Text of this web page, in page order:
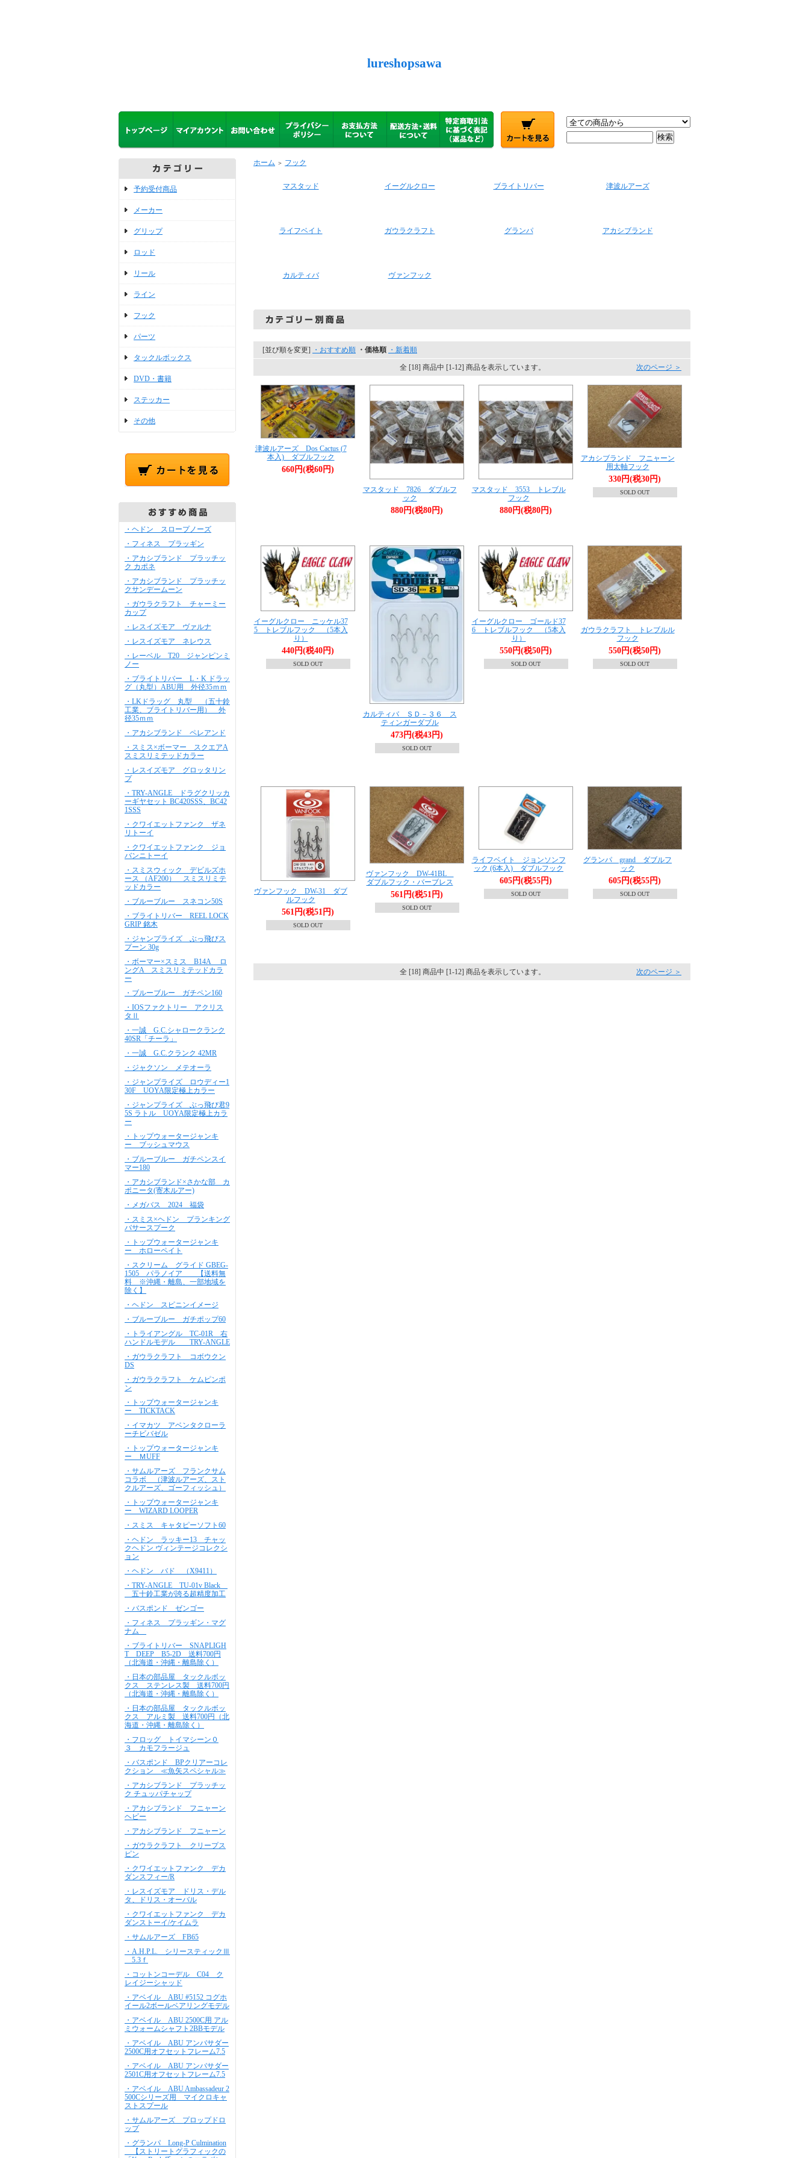
lureshopsawa
予約受付商品
メーカー
グリップ
ロッド
リール
ライン
フック
パーツ
タックルボックス
DVD・書籍
ステッカー
その他
・ヘドン スロープノーズ
・フィネス プラッギン
・アカシブランド プラッチッ
ク カポネ
・アカシブランド プラッチッ
クサンデームーン
・ガウラクラフト チャーミー
カップ
・レスイズモア ヴァルナ
・レスイズモア ネレウス
・レーベル T20 ジャンピンミ
ノー
・ブライトリバー L・K ドラッ
グ（丸型）ABU用 外径35ｍｍ
・LKドラッグ 丸型 （五十鈴
工業、ブライトリバー用） 外
径35ｍｍ
・アカシブランド ペレアンド
・スミス×ボーマー スクエアA
スミスリミテッドカラー
・レスイズモア グロッタリン
プ
・TRY-ANGLE ドラグクリッカ
ーギヤセット BC420SSS、BC42
1SSS
・クワイエットファンク ザネ
リトーイ
・クワイエットファンク ジョ
バンニトーイ
・スミスウィック デビルズホ
ース （AF200） スミスリミテ
ッドカラー
・ブルーブルー スネコン50S
・ブライトリバー REEL LOCK
GRIP 銘木
・ジャンプライズ ぶっ飛びス
プーン 30g
・ボーマー×スミス B14A ロ
ングA スミスリミテッドカラ
ー
・ブルーブルー ガチペン160
・IOSファクトリー アクリス
タⅡ
・一誠 G.C.シャロークランク
40SR「チーラ」
・一誠 G.C.クランク 42MR
・ジャクソン メテオーラ
・ジャンプライズ ロウディー1
30F UOYA限定極上カラー
・ジャンプライズ ぶっ飛び君9
5S ラトル UOYA限定極上カラ
ー
・トップウォータージャンキ
ー ブッシュマウス
・ブルーブルー ガチペンスイ
マー180
・アカシブランド×さかな部 カ
ポニータ(寄木ルアー)
・メガバス 2024 福袋
・スミス×ヘドン プランキング
バサースプーク
・トップウォータージャンキ
ー ホローペイト
・スクリーム グライド GBEG-
1505 パラノイア 【送料無
料 ※沖縄・離島、一部地域を
除く】
・ヘドン スピニンイメージ
・ブルーブルー ガチポップ60
・トライアングル TC-01R 右
ハンドルモデル TRY-ANGLE
・ガウラクラフト コボウクン
DS
・ガウラクラフト ケムピンポ
ン
・トップウォータージャンキ
ー TICKTACK
・イマカツ アベンタクローラ
ーチビバゼル
・トップウォータージャンキ
ー ＭUFF
・サムルアーズ フランクサム
コラボ （津波ルアーズ、スト
クルアーズ、ゴーフィッシュ）
・トップウォータージャンキ
ー WIZARD LOOPER
・スミス キャタピーソフト60
・ヘドン ラッキー13 チャッ
クヘドン ヴィンテージコレクシ
ョン
・ヘドン バド （X9411）
・TRY-ANGLE TU-01v Black
五十鈴工業が誇る超精度加工
・バスポンド ゼンゴー
・フィネス プラッギン・マグ
ナム
・ブライトリバー SNAPLIGH
T DEEP B5-2D 送料700円
（北海道・沖縄・離島除く）
・日本の部品屋 タックルボッ
クス ステンレス製 送料700円
（北海道・沖縄・離島除く）
・日本の部品屋 タックルボッ
クス アルミ製 送料700円（北
海道・沖縄・離島除く）
・フロッグ トイマシーン０
３ カモフラージュ
・バスポンド BPクリアーコレ
クション ≪魚矢スペシャル≫
・アカシブランド プラッチッ
ク チュッパチャップ
・アカシブランド フニャーン
ヘビー
・アカシブランド フニャーン
・ガウラクラフト クリープス
ピン
・クワイエットファンク デカ
ダンスフィー/R
・レスイズモア ドリス・デル
タ、ドリス・オーバル
・クワイエットファンク デカ
ダンストーイ/ケイムラ
・サムルアーズ FB65
・A.H.P.L. シリースティックⅢ
5.3ｆ
・コットンコーデル C04 ク
レイジーシャッド
・アベイル ABU #5152 コグホ
イール2ボールベアリングモデル
・アベイル ABU 2500C用 アル
ミウォームシャフト2BBモデル
・アベイル ABU アンバサダー
2500C用オフセットフレーム7.5
・アベイル ABU アンバサダー
2501C用オフセットフレーム7.5
・アベイル ABU Ambassadeur 2
500Cシリーズ用 マイクロキャ
ストスプール
・サムルアーズ プロップドロ
ップ
・グランパ Long-P Culmination
【ストリートグラフィックの
ホーム ＞ フック
マスタッド イーグルクロー ブライトリバー 津波ルアーズ
ライフベイト ガウラクラフト グランパ アカシブランド
カルティバ ヴァンフック
[並び順を変更] ・おすすめ順 ・価格順 ・新着順
全 [18] 商品中 [1-12] 商品を表示しています。 次のページ ＞
津波ルアーズ Dos Cactus (7
本入) ダブルフック
660円(税60円)
マスタッド 7826 ダブルフ
ック
880円(税80円)
マスタッド 3553 トレブル
フック
880円(税80円)
アカシブランド フニャーン
用太軸フック
330円(税30円)
SOLD OUT
イーグルクロー ニッケル37
5 トレブルフック （5本入
り）
440円(税40円)
SOLD OUT
カルティバ ＳＤ－３６ ス
ティンガーダブル
473円(税43円)
SOLD OUT
イーグルクロー ゴールド37
6 トレブルフック （5本入
り）
550円(税50円)
SOLD OUT
ガウラクラフト トレブルル
フック
550円(税50円)
SOLD OUT
ヴァンフック DW-31 ダブ
ルフック
561円(税51円)
SOLD OUT
ヴァンフック DW-41BL
ダブルフック・バーブレス
561円(税51円)
SOLD OUT
ライフベイト ジョンソンフ
ック (6本入) ダブルフック
605円(税55円)
SOLD OUT
グランパ grand ダブルフ
ック
605円(税55円)
SOLD OUT
全 [18] 商品中 [1-12] 商品を表示しています。 次のページ ＞